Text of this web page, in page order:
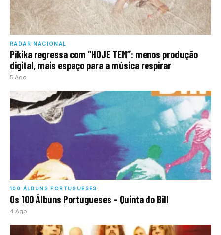
RADAR NACIONAL
Pikika regressa com “HOJE TEM”: menos produção
digital, mais espaço para a música respirar
5 Ago
100 ÁLBUNS PORTUGUESES
Os 100 Álbuns Portugueses – Quinta do Bill
4 Ago